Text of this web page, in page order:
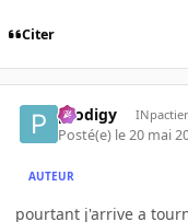
Citer
prodigy
Posté(e) le 20 mai
AUTEUR
pourtant j'arrive a